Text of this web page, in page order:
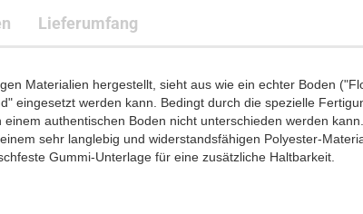
Lieferumfang
Materialien hergestellt, sieht aus wie ein echter Boden
eingesetzt werden kann. Bedingt durch die spezielle
authentischen Boden nicht unterschieden werden
sehr langlebig und widerstandsfähigen Polyester-
Gummi-Unterlage für eine zusätzliche Haltbarkeit.